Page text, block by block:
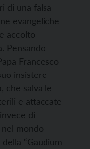
di una falsa
evangeliche
accolto
Pensando
Francesco
insistere
che salva le
e attaccate
di
mondo
“Gaudium